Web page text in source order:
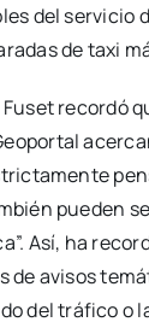
del ser­vi­cio
de taxi
Fuset recor­dó
pue­den
Así, ha
de avi­sos
del trá­fi­co o